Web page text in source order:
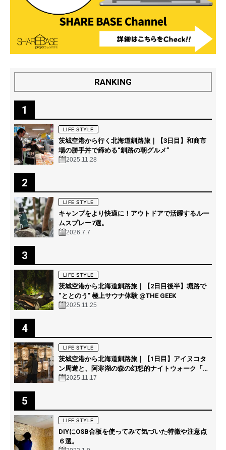
RANKING
1
LIFE STYLE
茨城空港から行く北海道釧路旅｜【3日目】和商市
場の勝手丼で締める“釧路の朝グルメ”
2025.11.28
2
LIFE STYLE
キャンプをより快適に！アウトドアで活躍するルー
ムスプレー7選。
2026.7.7
3
LIFE STYLE
茨城空港から北海道釧路旅｜【2日目後半】塘路で
“ととのう” 極上サウナ体験 @THE GEEK
2025.11.25
4
LIFE STYLE
茨城空港から北海道釧路旅｜【1日目】アイヌコタ
ン周遊と、阿寒湖の森の幻想的ナイトウォーク「カ
ムイルミナ」を体験！
2025.11.17
5
LIFE STYLE
DIYにOSB合板を使ってみて気づいた特徴や注意点
６選。